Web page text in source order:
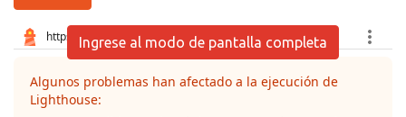
Ingrese al modo de pantalla completa